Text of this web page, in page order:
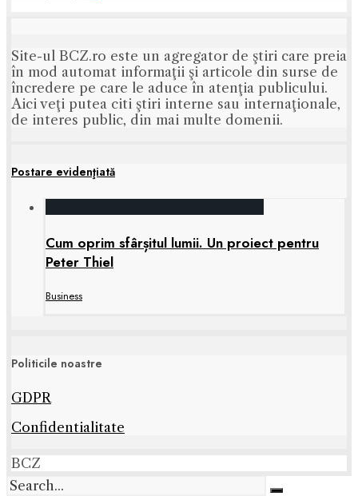
Site-ul BCZ.ro este un agregator de ştiri care preia
în mod automat informaţii şi articole din surse de
încredere pe care le aduce în atenţia publicului.
Aici veţi putea citi ştiri interne sau internaţionale,
de interes public, din mai multe domenii.
Postare evidenţiată
Cum oprim sfârșitul lumii. Un proiect pentru
Peter Thiel
Business
Politicile noastre
GDPR
Confidentialitate
BCZ